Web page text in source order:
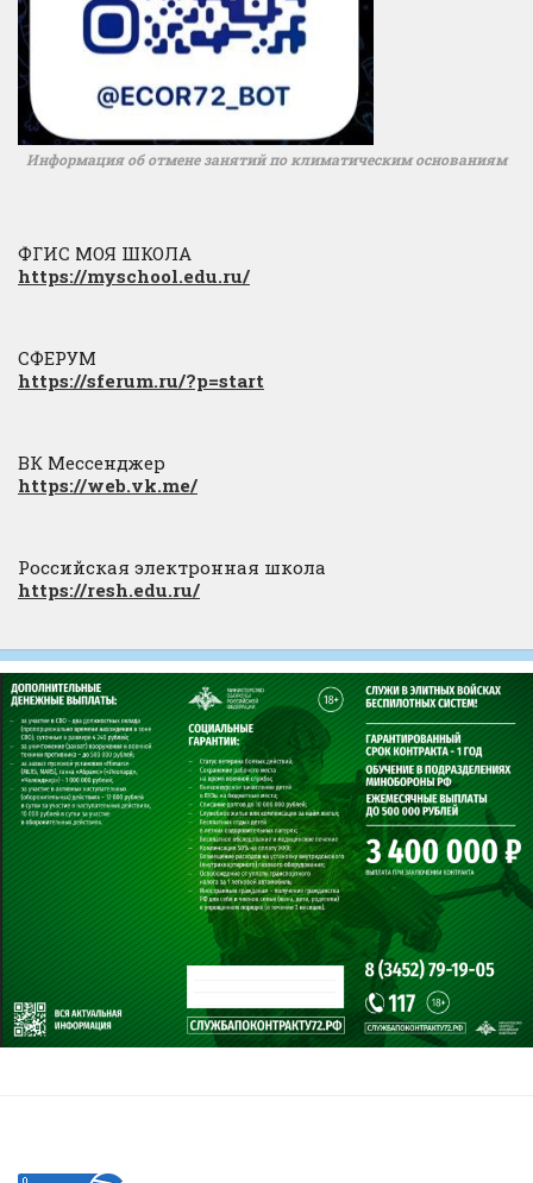
Информация об отмене занятий по климатическим основаниям
ФГИС МОЯ ШКОЛА
https://myschool.edu.ru/
СФЕРУМ
https://sferum.ru/?p=start
ВК Мессенджер
https://web.vk.me/
Российская электронная школа
https://resh.edu.ru/